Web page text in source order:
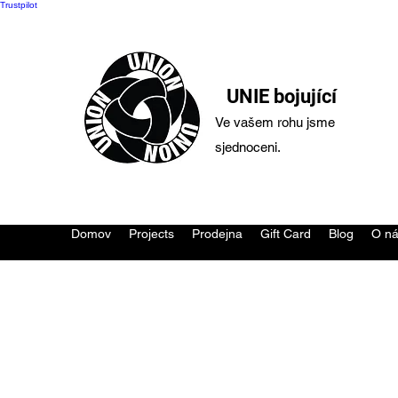
Trustpilot
UNIE bojující
Ve vašem rohu jsme
sjednoceni.
Domov Projects Prodejna Gift Card Blog O